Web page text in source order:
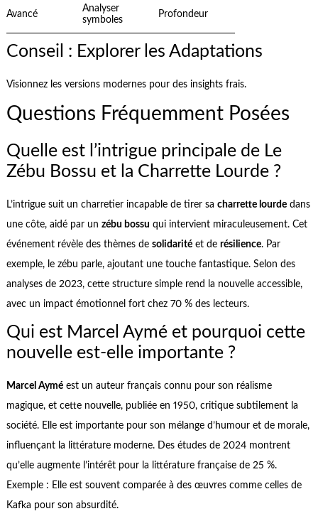
Avancé
Analyser
symboles
Profondeur
Conseil : Explorer les Adaptations
Visionnez les versions modernes pour des insights frais.
Questions Fréquemment Posées
Quelle est l’intrigue principale de Le
Zébu Bossu et la Charrette Lourde ?
L’intrigue suit un charretier incapable de tirer sa charrette lourdedans
une côte, aidé par un zébu bossu qui intervient miraculeusement. Cet
événement révèle des thèmes de solidaritéet de résilience. Par
exemple, le zébu parle, ajoutant une touche fantastique. Selon des
analyses de 2023, cette structure simple rend la nouvelle accessible,
avec un impact émotionnel fort chez 70 % des lecteurs.
Qui est Marcel Aymé et pourquoi cette
nouvelle est-elle importante ?
Marcel Ayméest un auteur français connu pour son réalisme
magique, et cette nouvelle, publiée en 1950, critique subtilement la
société. Elle est importante pour son mélange d’humour et de morale,
influençant la littérature moderne. Des études de 2024 montrent
qu’elle augmente l’intérêt pour la littérature française de 25 %.
Exemple : Elle est souvent comparée à des œuvres comme celles de
Kafka pour son absurdité.